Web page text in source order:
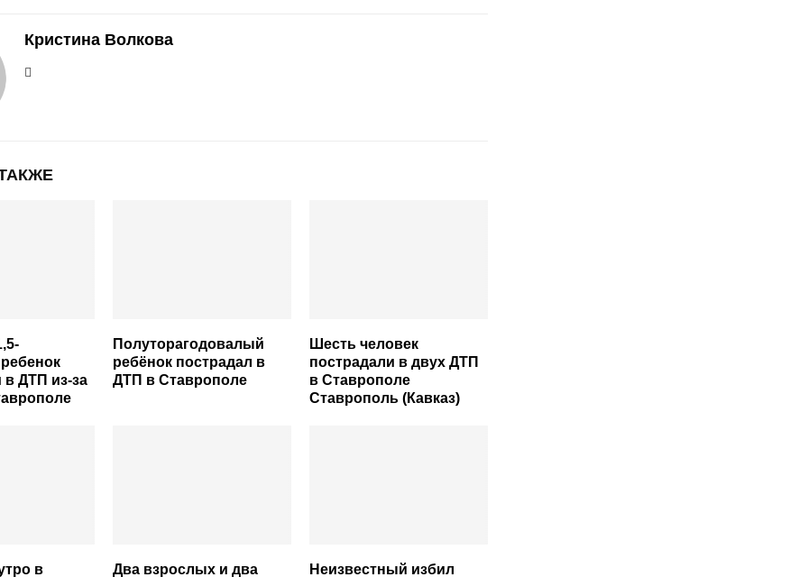
Кристина Волкова
в ДТП из-за
Полуторагодовалый
ребёнок пострадал в
ДТП в Ставрополе
Шесть человек
пострадали в двух ДТП
в Ставрополе
Ставрополь (Кавказ)
в Два взрослых и два Неизвестный избил